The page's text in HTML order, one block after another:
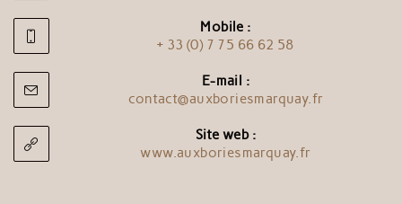
Mobile :
+ 33 (0) 7 75 66 62 58
E-mail :
contact@auxboriesmarquay.fr
Site web :
www.auxboriesmarquay.fr